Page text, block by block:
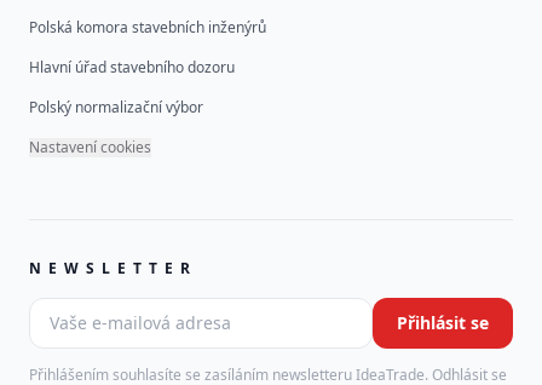
Polská komora stavebních inženýrů
Hlavní úřad stavebního dozoru
Polský normalizační výbor
Nastavení cookies
NEWSLETTER
Vaše e-mailová adresa Přihlásit se
Leave this field empty
Přihlášením souhlasíte se zasíláním newsletteru IdeaTrade. Odhlásit se